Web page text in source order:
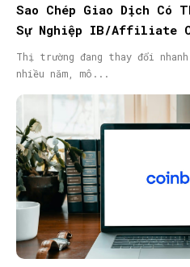
Sao Chép Giao Dịch Có
Sự Nghiệp IB/Affiliate
Thị trường đang thay đổi nhanh
nhiều năm, mô...